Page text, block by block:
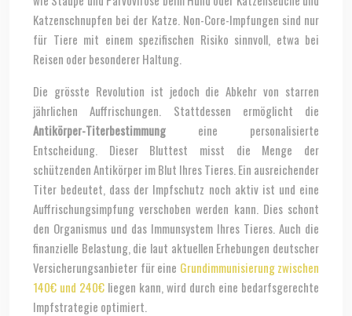
Katzenschnupfen bei der Katze. Non-Core-Impfungen sind nur
für Tiere mit einem spezifischen Risiko sinnvoll, etwa bei
Reisen oder besonderer Haltung.
Die grösste Revolution ist jedoch die Abkehr von starren
jährlichen Auffrischungen. Stattdessen ermöglicht die
Antikörper-Titerbestimmung eine personalisierte
Entscheidung. Dieser Bluttest misst die Menge der
schützenden Antikörper im Blut Ihres Tieres. Ein ausreichender
Titer bedeutet, dass der Impfschutz noch aktiv ist und eine
Auffrischungsimpfung verschoben werden kann. Dies schont
den Organismus und das Immunsystem Ihres Tieres. Auch die
finanzielle Belastung, die laut aktuellen Erhebungen deutscher
Versicherungsanbieter für eine Grundimmunisierung zwischen
140€ und 240€ liegen kann, wird durch eine bedarfsgerechte
Impfstrategie optimiert.